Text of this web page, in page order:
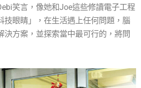
笑言，像她和Joe這些修讀電子工程
技眼睛」，在生活遇上任何問題，腦
決方案，並探索當中最可行的，將問